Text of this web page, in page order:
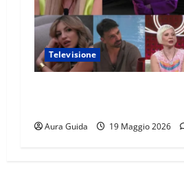
Televisione
Aura Guida 19 Maggio 2026